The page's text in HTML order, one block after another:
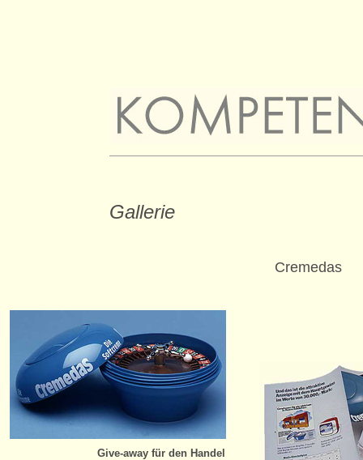
Gallerie
Cremedas
Give-away für den Handel